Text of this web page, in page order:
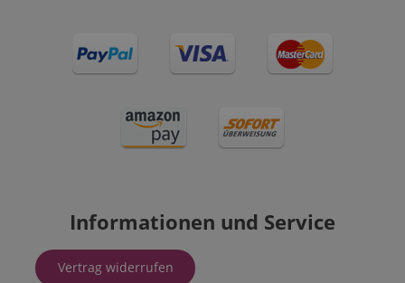
Informationen und Service
Vertrag widerrufen